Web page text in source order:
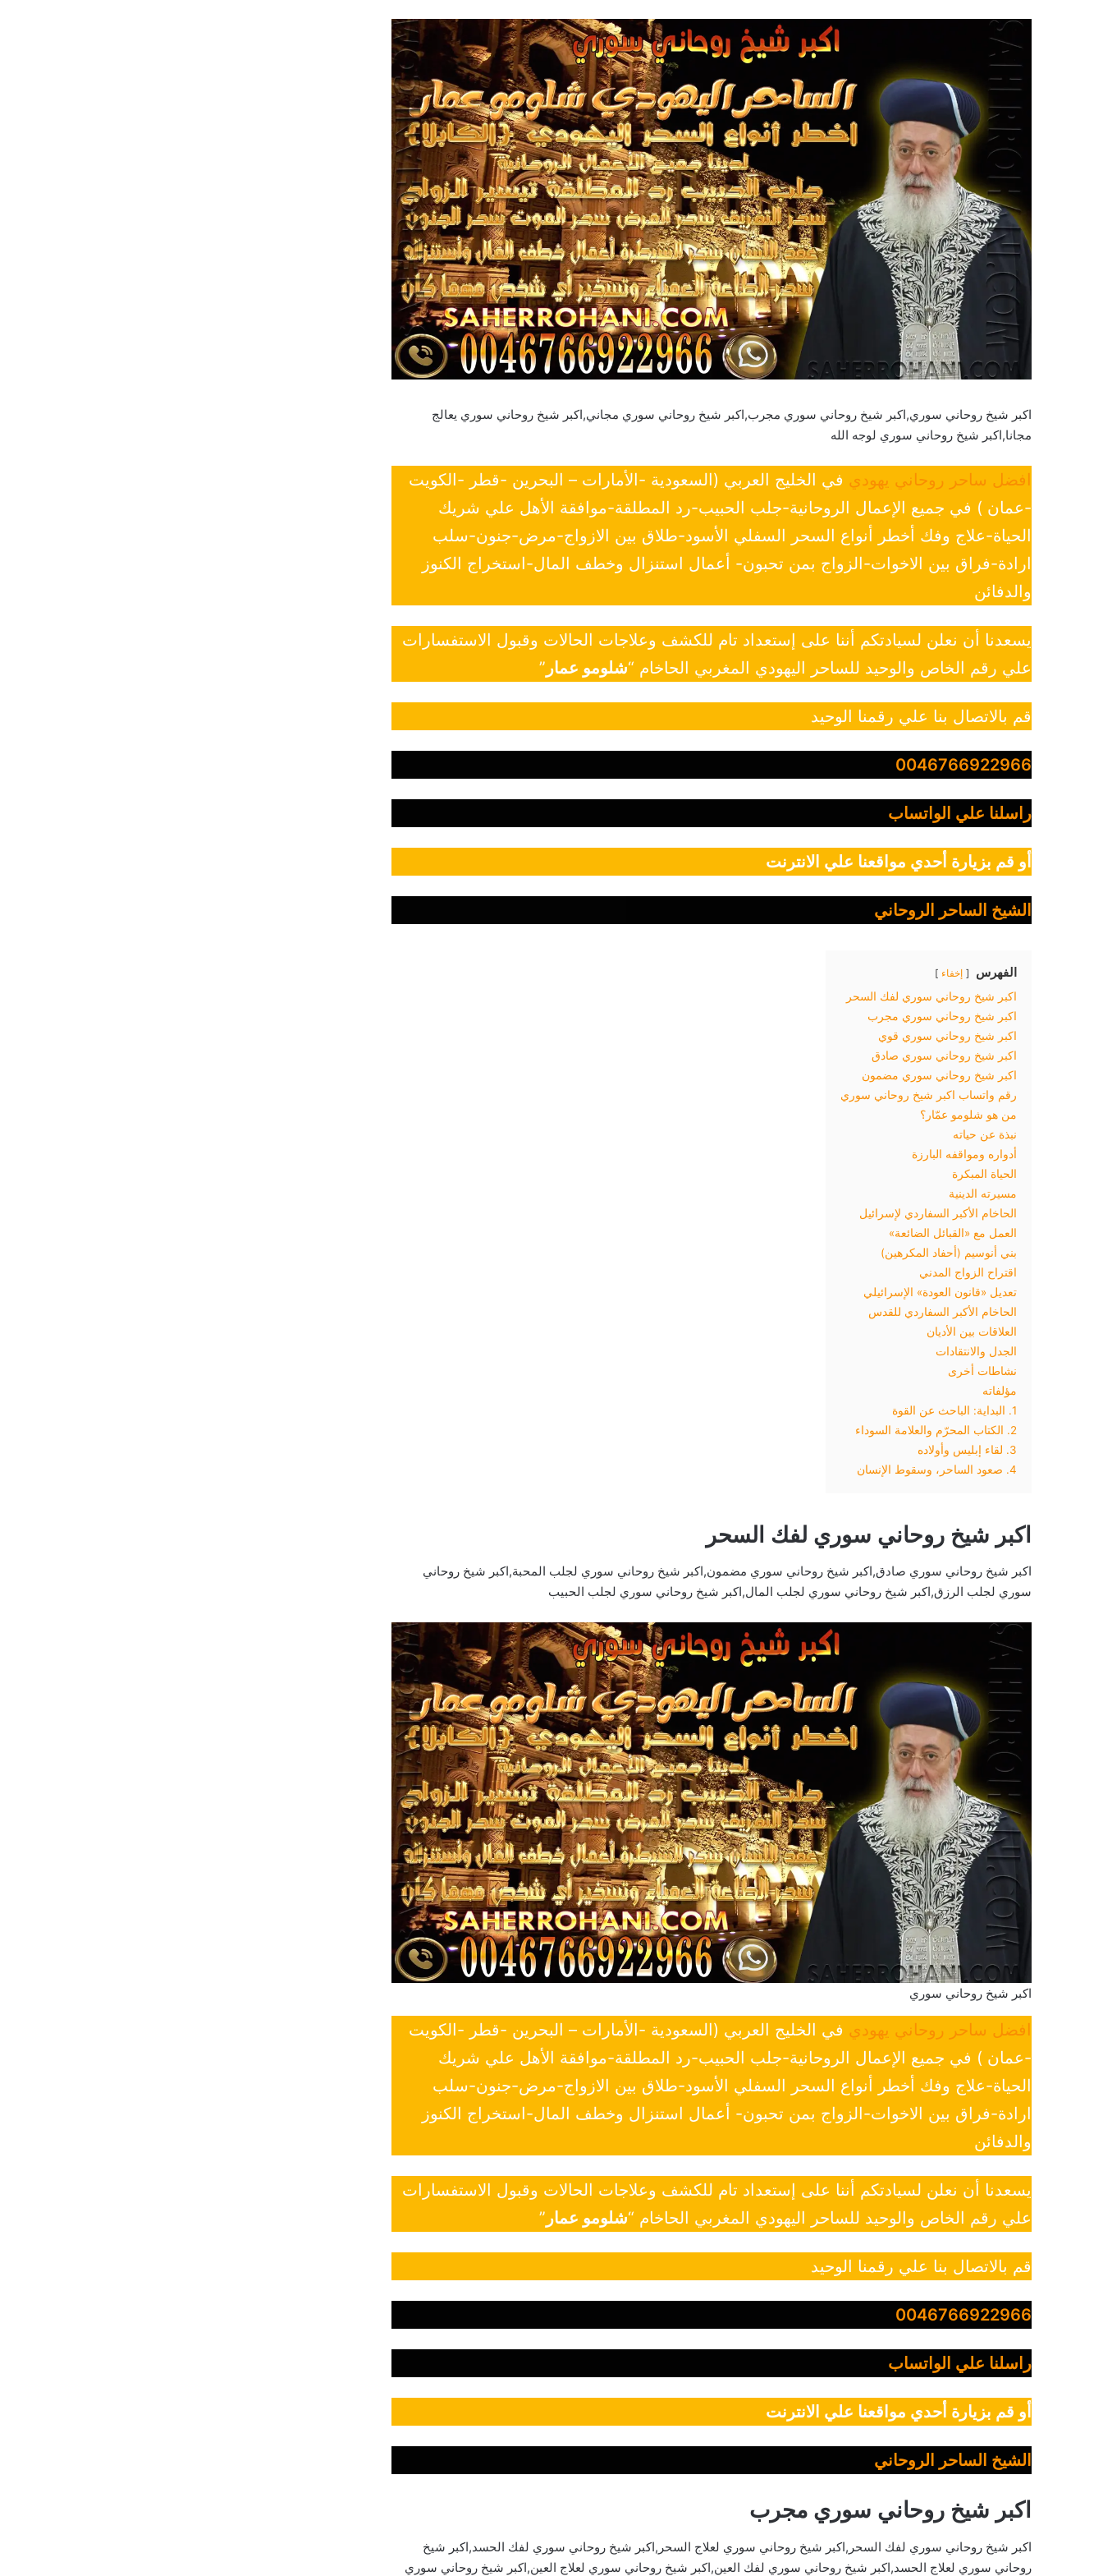
اكبر شيخ روحاني سوري,اكبر شيخ روحاني سوري مجرب,اكبر شيخ روحاني سوري مجاني,اكبر شيخ روحاني سوري يعالج
مجانا,اكبر شيخ روحاني سوري لوجه الله
افضل ساحر روحاني يهودي في الخليج العربي (السعودية -الأمارات – البحرين -قطر -الكويت
-عمان ) في جميع الإعمال الروحانية-جلب الحبيب-رد المطلقة-موافقة الأهل علي شريك
الحياة-علاج وفك أخطر أنواع السحر السفلي الأسود-طلاق بين الازواج-مرض-جنون-سلب
ارادة-فراق بين الاخوات-الزواج بمن تحبون- أعمال استنزال وخطف المال-استخراج الكنوز
والدفائن
يسعدنا أن نعلن لسيادتكم أننا على إستعداد تام للكشف وعلاجات الحالات وقبول الاستفسارات
علي رقم الخاص والوحيد للساحر اليهودي المغربي الحاخام “شلومو عمار ”
قم بالاتصال بنا علي رقمنا الوحيد
0046766922966
راسلنا علي الواتساب
أو قم بزيارة أحدي مواقعنا علي الانترنت
الشيخ الساحر الروحاني
الفهرس إخفاء
اكبر شيخ روحاني سوري لفك السحر
اكبر شيخ روحاني سوري مجرب
اكبر شيخ روحاني سوري قوي
اكبر شيخ روحاني سوري صادق
اكبر شيخ روحاني سوري مضمون
رقم واتساب اكبر شيخ روحاني سوري
من هو شلومو عمّار؟
نبذة عن حياته
أدواره ومواقفه البارزة
الحياة المبكرة
مسيرته الدينية
الحاخام الأكبر السفاردي لإسرائيل
العمل مع «القبائل الضائعة»
بني أنوسيم (أحفاد المكرهين)
اقتراح الزواج المدني
تعديل «قانون العودة» الإسرائيلي
الحاخام الأكبر السفاردي للقدس
العلاقات بين الأديان
الجدل والانتقادات
نشاطات أخرى
مؤلفاته
1. البداية: الباحث عن القوة
2. الكتاب المحرّم والعلامة السوداء
3. لقاء إبليس وأولاده
4. صعود الساحر، وسقوط الإنسان
اكبر شيخ روحاني سوري لفك السحر
اكبر شيخ روحاني سوري صادق,اكبر شيخ روحاني سوري مضمون,اكبر شيخ روحاني سوري لجلب المحبة,اكبر شيخ روحاني
سوري لجلب الرزق,اكبر شيخ روحاني سوري لجلب المال,اكبر شيخ روحاني سوري لجلب الحبيب
اكبر شيخ روحاني سوري
افضل ساحر روحاني يهودي في الخليج العربي (السعودية -الأمارات – البحرين -قطر -الكويت
-عمان ) في جميع الإعمال الروحانية-جلب الحبيب-رد المطلقة-موافقة الأهل علي شريك
الحياة-علاج وفك أخطر أنواع السحر السفلي الأسود-طلاق بين الازواج-مرض-جنون-سلب
ارادة-فراق بين الاخوات-الزواج بمن تحبون- أعمال استنزال وخطف المال-استخراج الكنوز
والدفائن
يسعدنا أن نعلن لسيادتكم أننا على إستعداد تام للكشف وعلاجات الحالات وقبول الاستفسارات
علي رقم الخاص والوحيد للساحر اليهودي المغربي الحاخام “شلومو عمار ”
قم بالاتصال بنا علي رقمنا الوحيد
0046766922966
راسلنا علي الواتساب
أو قم بزيارة أحدي مواقعنا علي الانترنت
الشيخ الساحر الروحاني
اكبر شيخ روحاني سوري مجرب
اكبر شيخ روحاني سوري لفك السحر,اكبر شيخ روحاني سوري لعلاج السحر,اكبر شيخ روحاني سوري لفك الحسد,اكبر شيخ
روحاني سوري لعلاج الحسد,اكبر شيخ روحاني سوري لفك العين,اكبر شيخ روحاني سوري لعلاج العين,اكبر شيخ روحاني سوري